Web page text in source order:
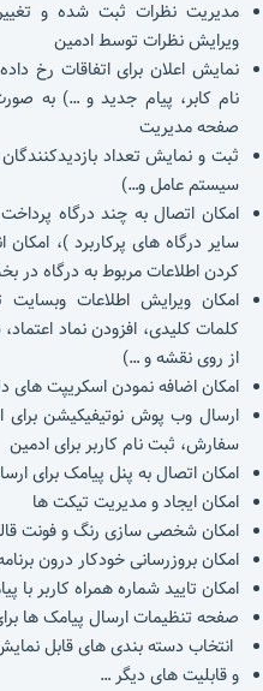
مدیریت نظرات ثبت شده و
ویرایش نظرات توسط ادمین
نمایش اعلان برای اتفاقات رخ
نام کابر، پیام جدید و …) به
صفحه مدیریت
ثبت و نمایش تعداد
سیستم عامل و…)
سایر درگاه های پرکاربرد )،
کردن اطلاعات مربوط به درگاه در
امکان ویرایش اطلاعات
کلمات کلیدی، افزودن نماد
از روی نقشه و …)
امکان اضافه نمودن اسکریپت های
ارسال وب پوش نوتیفیکیشن
سفارش، ثبت نام کاربر برای ادمین
امکان اتصال به پنل پیامک برای
امکان ایجاد و مدیریت تیکت ها
امکان شخصی سازی رنگ و فونت
امکان بروزرسانی خودکار درون
امکان تایید شماره همراه کاربر با
صفحه تنظیمات ارسال پیامک ها
انتخاب دسته بندی های قابل
و قابلیت های دیگر …